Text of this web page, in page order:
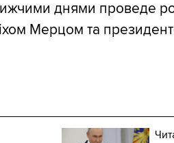
днями проведе
Мерцом та